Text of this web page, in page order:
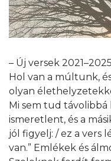
– Új versek
Hol van a múltunk,
olyan
Mi sem tud
ismeretlent, és a
jól figyelj: / ez a vers
van.” Emlékek és